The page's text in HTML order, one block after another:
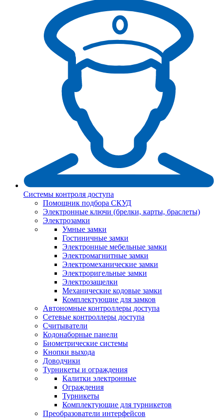
Системы контроля доступа
Помощник подбора СКУД
Электронные ключи (брелки, карты, браслеты)
Электрозамки
Умные замки
Гостиничные замки
Электронные мебельные замки
Электромагнитные замки
Электромеханические замки
Электроригельные замки
Электрозащелки
Механические кодовые замки
Комплектующие для замков
Автономные контроллеры доступа
Сетевые контроллеры доступа
Считыватели
Кодонаборные панели
Биометрические системы
Кнопки выхода
Доводчики
Турникеты и ограждения
Калитки электронные
Ограждения
Турникеты
Комплектующие для турникетов
Преобразователи интерфейсов